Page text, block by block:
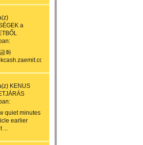
a
화
...
KENUS
quiet minutes
earlier
...